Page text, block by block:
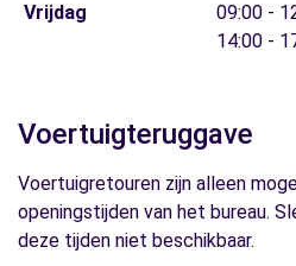
Vrijdag
09:00 -
14:00 -
Voertuigteruggave
Voertuigretouren zijn alleen
openingstijden van het bureau.
deze tijden niet beschikbaar.